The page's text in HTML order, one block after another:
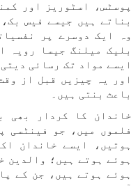
پوسٹس، اسٹوریز اور
بناتے ہیں جیسے فیس
وہ ایک دوسرے پر
بلیک میلنگ جیسا رویہ
ایسے مواد تک رسائی
اور یہ چیزیں قبل از
باعث بنتی ہیں۔
خاندان کا کردار بھی
فلموں میں، جو فینٹسی
ہوتیں، ایسے خاندان
ہوئے ہوتے ہیں؛ والدین
ہوئے ہوتے ہیں، جن کے